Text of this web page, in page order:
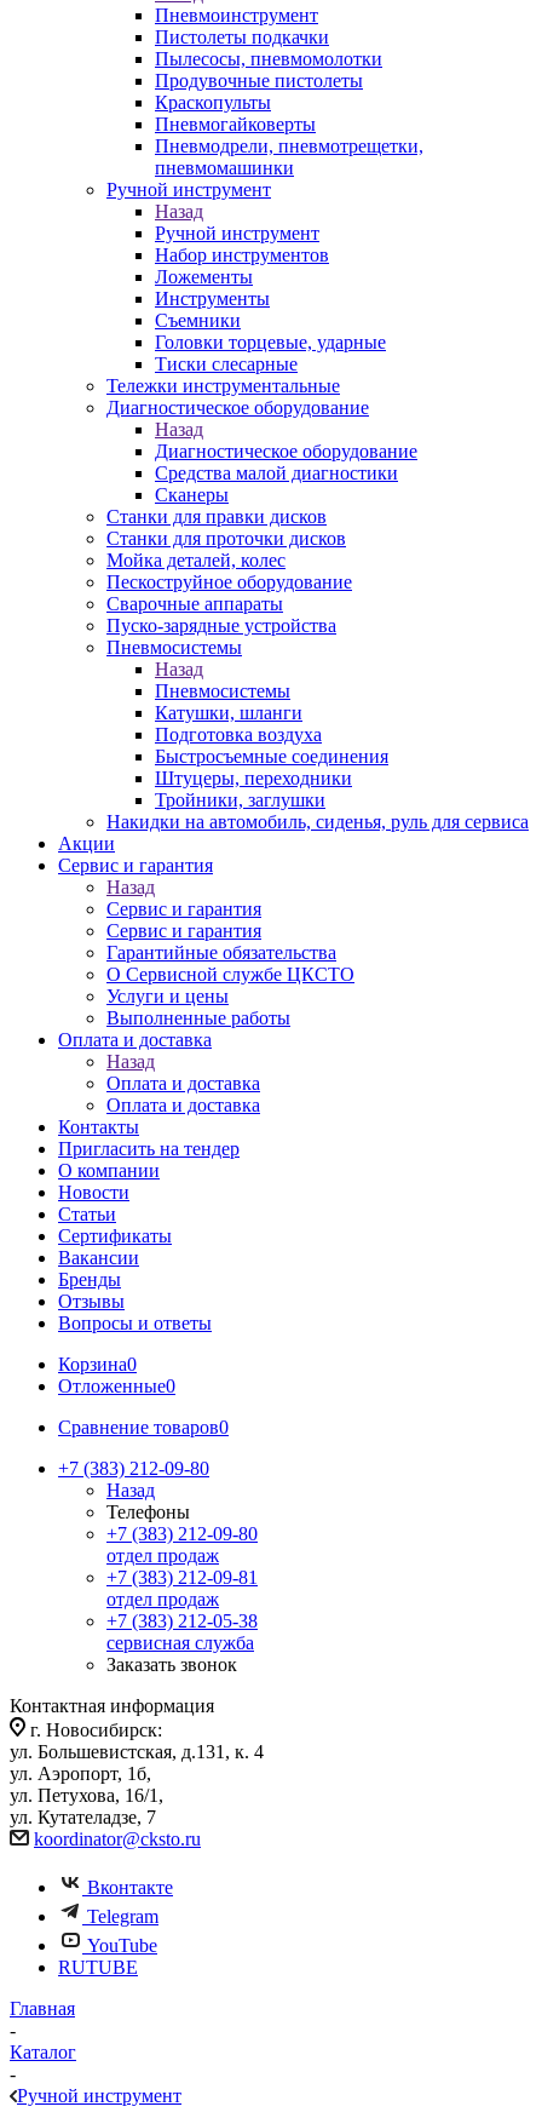
Пневмоинструмент
Пистолеты подкачки
Пылесосы, пневмомолотки
Продувочные пистолеты
Краскопульты
Пневмогайковерты
Пневмодрели, пневмотрещетки,
пневмомашинки
Ручной инструмент
Назад
Ручной инструмент
Набор инструментов
Ложементы
Инструменты
Съемники
Головки торцевые, ударные
Тиски слесарные
Тележки инструментальные
Диагностическое оборудование
Назад
Диагностическое оборудование
Средства малой диагностики
Сканеры
Станки для правки дисков
Станки для проточки дисков
Мойка деталей, колес
Пескоструйное оборудование
Сварочные аппараты
Пуско-зарядные устройства
Пневмосистемы
Назад
Пневмосистемы
Катушки, шланги
Подготовка воздуха
Быстросъемные соединения
Штуцеры, переходники
Тройники, заглушки
Накидки на автомобиль, сиденья, руль для сервиса
Акции
Сервис и гарантия
Назад
Сервис и гарантия
Сервис и гарантия
Гарантийные обязательства
О Сервисной службе ЦКСТО
Услуги и цены
Выполненные работы
Оплата и доставка
Назад
Оплата и доставка
Оплата и доставка
Контакты
Пригласить на тендер
О компании
Новости
Статьи
Сертификаты
Вакансии
Бренды
Отзывы
Вопросы и ответы
Корзина0
Отложенные0
Сравнение товаров0
+7 (383) 212-09-80
Назад
Телефоны
+7 (383) 212-09-80
отдел продаж
+7 (383) 212-09-81
отдел продаж
+7 (383) 212-05-38
сервисная служба
Заказать звонок
Контактная информация
г. Новосибирск:
ул. Большевистская, д.131, к. 4
ул. Аэропорт, 1б,
ул. Петухова, 16/1,
ул. Кутателадзе, 7
koordinator@cksto.ru
Вконтакте
Telegram
YouTube
RUTUBE
Главная
-
Каталог
-
Ручной инструмент